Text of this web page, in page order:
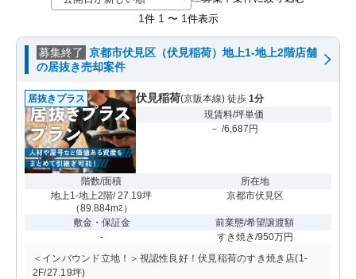
1 件 1 〜 1 件表示
募集終了 京都市伏見区（伏見稲荷）地上1-地上2階店舗
の居抜き売却案件
居抜きプラス 伏見稲荷(京阪本線) 徒歩 1分
現賃料/坪単価
－ /6,687円
階数/面積
地上1-地上2階/ 27.19坪
（89.884m2 ）
所在地
京都市伏見区
敷金・保証金
-
前業態/希望譲渡額
すき焼き/950万円
＜インバウンド立地！＞視認性良好！伏見稲荷のすき焼き店(1-
2F/27.19坪)